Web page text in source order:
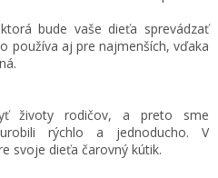
bude vaše dieťa sprevádzať
používa aj pre najmenších, vďaka
životy rodičov, a preto sme
rýchlo a jednoducho. V
svoje dieťa čarovný kútik.